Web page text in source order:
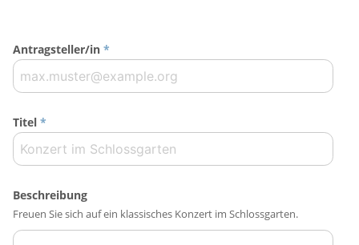
Antragsteller/in *
Titel *
Beschreibung
Freuen Sie sich auf ein klassisches Konzert im Schlossgarten.